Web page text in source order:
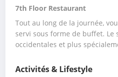
7th Floor Restaurant
Tout au long de la journée,
servi sous forme de buffet. Le
occidentales et plus
Activités & Lifestyle